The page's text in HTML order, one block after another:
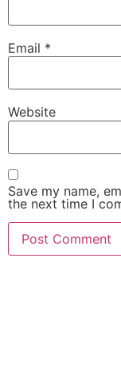
Email *
Website
Save my name,
the next time I